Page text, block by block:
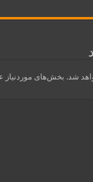
شد. بخش‌های موردنیاز